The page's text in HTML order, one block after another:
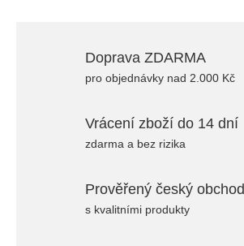
Doprava ZDARMA
pro objednávky nad 2.000 Kč
Vrácení zboží do 14 dní
zdarma a bez rizika
Prověřený český obchod
s kvalitními produkty